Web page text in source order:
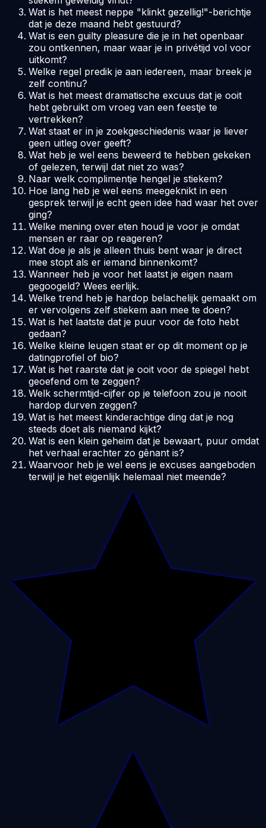
Wat is het meest neppe "klinkt gezellig!"-berichtje
dat je deze maand hebt gestuurd?
Wat is een guilty pleasure die je in het openbaar
zou ontkennen, maar waar je in privétijd vol voor
uitkomt?
Welke regel predik je aan iedereen, maar breek je
zelf continu?
Wat is het meest dramatische excuus dat je ooit
hebt gebruikt om vroeg van een feestje te
vertrekken?
Wat staat er in je zoekgeschiedenis waar je liever
geen uitleg over geeft?
Wat heb je wel eens beweerd te hebben gekeken
of gelezen, terwijl dat niet zo was?
Naar welk complimentje hengel je stiekem?
Hoe lang heb je wel eens meegeknikt in een
gesprek terwijl je echt geen idee had waar het over
ging?
Welke mening over eten houd je voor je omdat
mensen er raar op reageren?
Wat doe je als je alleen thuis bent waar je direct
mee stopt als er iemand binnenkomt?
Wanneer heb je voor het laatst je eigen naam
gegoogeld? Wees eerlijk.
Welke trend heb je hardop belachelijk gemaakt om
er vervolgens zelf stiekem aan mee te doen?
Wat is het laatste dat je puur voor de foto hebt
gedaan?
Welke kleine leugen staat er op dit moment op je
datingprofiel of bio?
Wat is het raarste dat je ooit voor de spiegel hebt
geoefend om te zeggen?
Welk schermtijd-cijfer op je telefoon zou je nooit
hardop durven zeggen?
Wat is het meest kinderachtige ding dat je nog
steeds doet als niemand kijkt?
Wat is een klein geheim dat je bewaart, puur omdat
het verhaal erachter zo gênant is?
Waarvoor heb je wel eens je excuses aangeboden
terwijl je het eigenlijk helemaal niet meende?